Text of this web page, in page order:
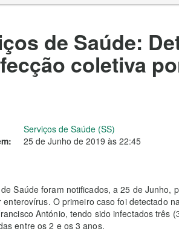
de Saúde:
coletiva
Serviços de Saúde (SS)
25 de Junho de 2019 às 22:45
Saúde foram notificados, a 25 de Junho,
enterovírus. O primeiro caso foi detectado
António, tendo sido infectados três
entre os 2 e os 3 anos.